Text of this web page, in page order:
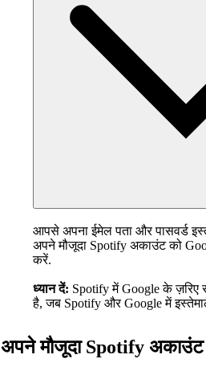
आपसे अपना ईमेल पता और पासवर्ड
अपने मौजूदा Spotify अकाउंट को
करें.
ध्यान दें: Spotify में Google के ज़रिए
है, जब Spotify और Google में
अपने मौजूदा Spotify